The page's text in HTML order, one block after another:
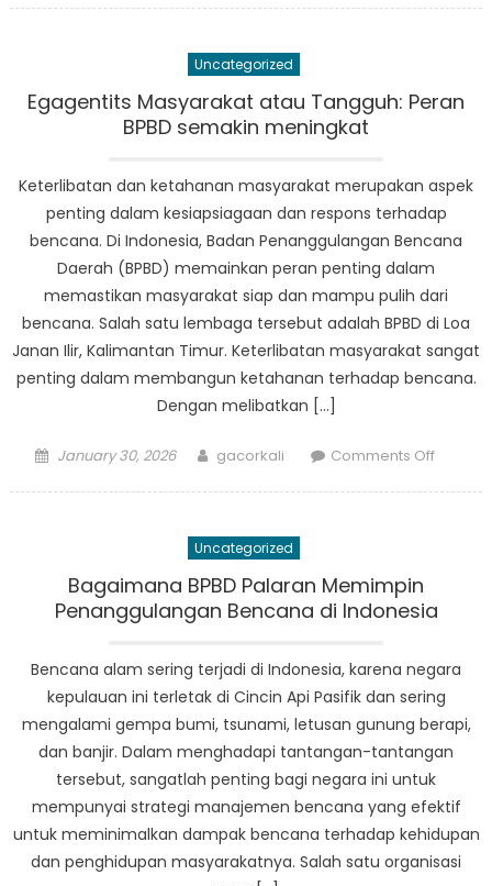
BPBD
Strategy
Uncategorized
Egagentits Masyarakat atau Tangguh: Peran
BPBD semakin meningkat
Keterlibatan dan ketahanan masyarakat merupakan aspek
penting dalam kesiapsiagaan dan respons terhadap
bencana. Di Indonesia, Badan Penanggulangan Bencana
Daerah (BPBD) memainkan peran penting dalam
memastikan masyarakat siap dan mampu pulih dari
bencana. Salah satu lembaga tersebut adalah BPBD di Loa
Janan Ilir, Kalimantan Timur. Keterlibatan masyarakat sangat
penting dalam membangun ketahanan terhadap bencana.
Dengan melibatkan […]
Posted
January 30, 2026 Author
gacorkali Comments Offon
BPBD
Uncategorized
Bagaimana BPBD Palaran Memimpin
Penanggulangan Bencana di Indonesia
Bencana alam sering terjadi di Indonesia, karena negara
kepulauan ini terletak di Cincin Api Pasifik dan sering
mengalami gempa bumi, tsunami, letusan gunung berapi,
dan banjir. Dalam menghadapi tantangan-tantangan
tersebut, sangatlah penting bagi negara ini untuk
mempunyai strategi manajemen bencana yang efektif
untuk meminimalkan dampak bencana terhadap kehidupan
dan penghidupan masyarakatnya. Salah satu organisasi